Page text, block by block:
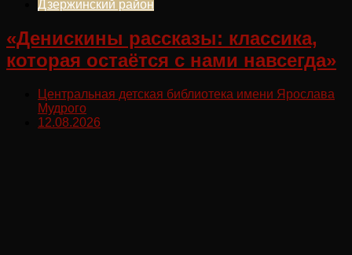
Дзержинский район
«Денискины рассказы: классика,
которая остаётся с нами навсегда»
Центральная детская библиотека имени Ярослава
Мудрого
12.08.2026